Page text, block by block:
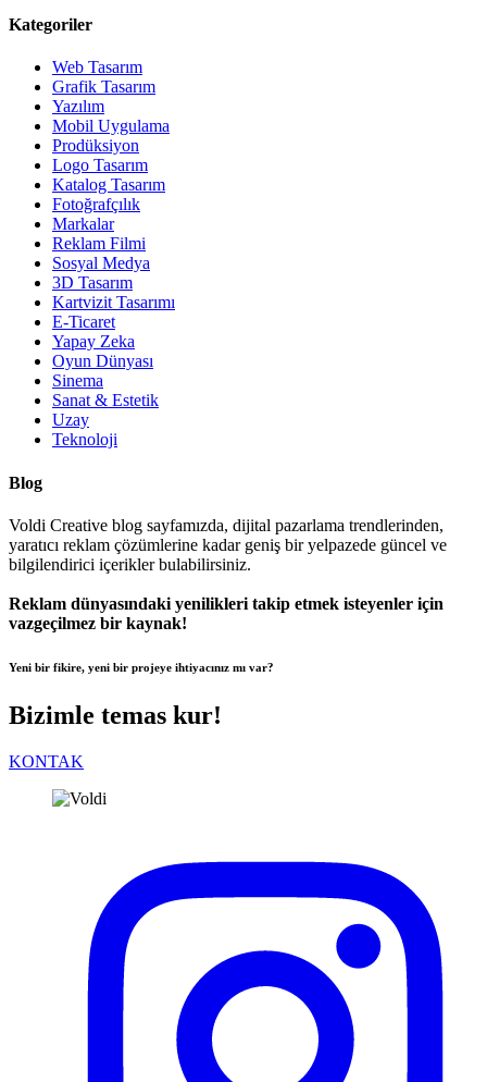
Kategoriler
Web Tasarım
Grafik Tasarım
Yazılım
Mobil Uygulama
Prodüksiyon
Logo Tasarım
Katalog Tasarım
Fotoğrafçılık
Markalar
Reklam Filmi
Sosyal Medya
3D Tasarım
Kartvizit Tasarımı
E-Ticaret
Yapay Zeka
Oyun Dünyası
Sinema
Sanat & Estetik
Uzay
Teknoloji
Blog
Voldi Creative blog sayfamızda, dijital pazarlama trendlerinden,
yaratıcı reklam çözümlerine kadar geniş bir yelpazede güncel ve
bilgilendirici içerikler bulabilirsiniz.
Reklam dünyasındaki yenilikleri takip etmek isteyenler için
vazgeçilmez bir kaynak!
Yeni bir fikire, yeni bir projeye ihtiyacınız mı var?
Bizimle temas kur!
KONTAK